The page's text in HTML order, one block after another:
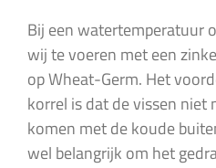
Bij een watertemperatuur
wij te voeren met een
op Wheat-Germ. Het
korrel is dat de vissen niet
komen met de koude
wel belangrijk om het